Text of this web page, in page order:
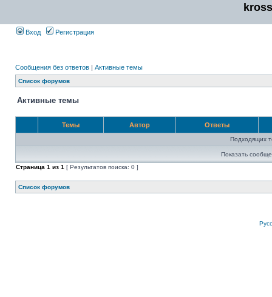
Вход Регистрация
Сообщения без ответов | Активные темы
Список форумов
Активные темы
Темы Автор Ответы
Подходящих
Показать
Страница 1 из 1 [ Результатов поиска: 0 ]
Список форумов